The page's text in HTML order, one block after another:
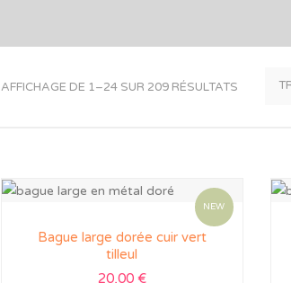
AFFICHAGE DE 1–24 SUR 209 RÉSULTATS
NEW
Bague large dorée cuir vert
tilleul
20,00 €